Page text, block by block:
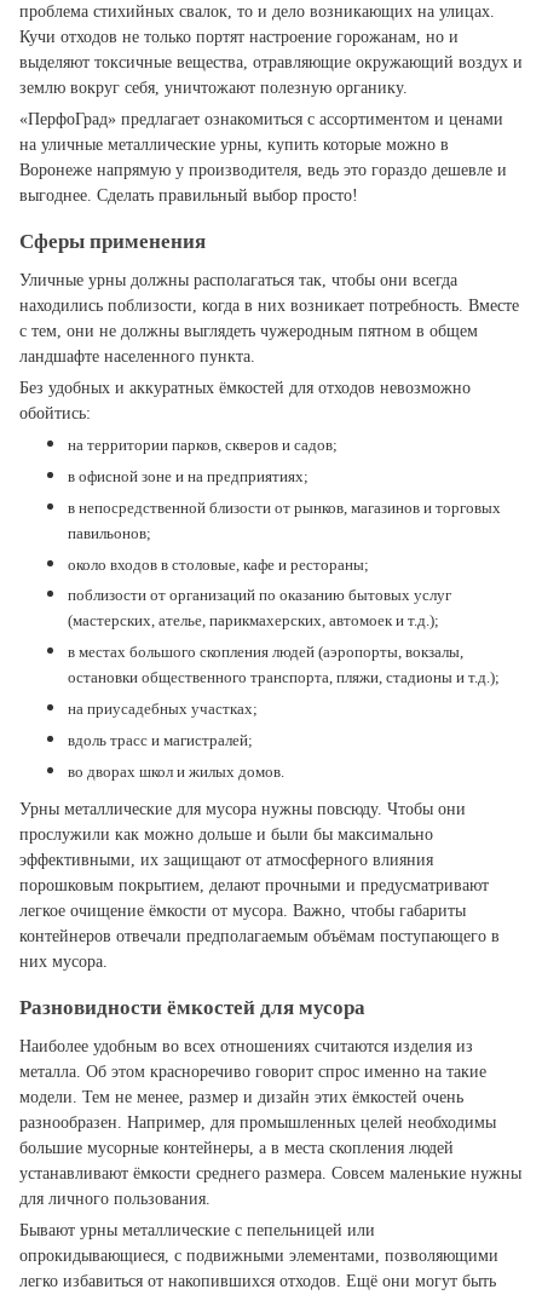
проблема стихийных свалок, то и дело возникающих на улицах.
Кучи отходов не только портят настроение горожанам, но и
выделяют токсичные вещества, отравляющие окружающий воздух и
землю вокруг себя, уничтожают полезную органику.
«ПерфоГрад» предлагает ознакомиться с ассортиментом и ценами
на уличные металлические урны, купить которые можно в
Воронеже напрямую у производителя, ведь это гораздо дешевле и
выгоднее. Сделать правильный выбор просто!
Сферы применения
Уличные урны должны располагаться так, чтобы они всегда
находились поблизости, когда в них возникает потребность. Вместе
с тем, они не должны выглядеть чужеродным пятном в общем
ландшафте населенного пункта.
Без удобных и аккуратных ёмкостей для отходов невозможно
обойтись:
на территории парков, скверов и садов;
в офисной зоне и на предприятиях;
в непосредственной близости от рынков, магазинов и торговых
павильонов;
около входов в столовые, кафе и рестораны;
поблизости от организаций по оказанию бытовых услуг
(мастерских, ателье, парикмахерских, автомоек и т.д.);
в местах большого скопления людей (аэропорты, вокзалы,
остановки общественного транспорта, пляжи, стадионы и т.д.);
на приусадебных участках;
вдоль трасс и магистралей;
во дворах школ и жилых домов.
Урны металлические для мусора нужны повсюду. Чтобы они
прослужили как можно дольше и были бы максимально
эффективными, их защищают от атмосферного влияния
порошковым покрытием, делают прочными и предусматривают
легкое очищение ёмкости от мусора. Важно, чтобы габариты
контейнеров отвечали предполагаемым объёмам поступающего в
них мусора.
Разновидности ёмкостей для мусора
Наиболее удобным во всех отношениях считаются изделия из
металла. Об этом красноречиво говорит спрос именно на такие
модели. Тем не менее, размер и дизайн этих ёмкостей очень
разнообразен. Например, для промышленных целей необходимы
большие мусорные контейнеры, а в места скопления людей
устанавливают ёмкости среднего размера. Совсем маленькие нужны
для личного пользования.
Бывают урны металлические с пепельницей или
опрокидывающиеся, с подвижными элементами, позволяющими
легко избавиться от накопившихся отходов. Ещё они могут быть